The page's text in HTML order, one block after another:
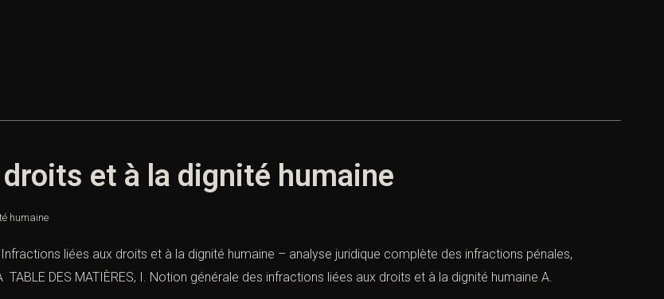
et à la dignité humaine
humaine
liées aux droits et à la dignité humaine – analyse juridique complète des infractions pénales,
DES MATIÈRES, I. Notion générale des infractions liées aux droits et à la dignité humaine A.